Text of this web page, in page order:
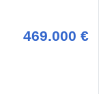
469.000 €